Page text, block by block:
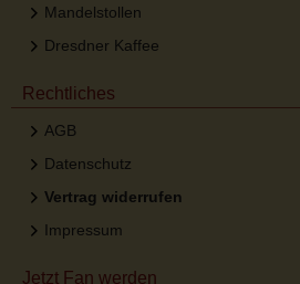
Mandelstollen
Dresdner Kaffee
Rechtliches
AGB
Datenschutz
Vertrag widerrufen
Impressum
Jetzt Fan werden